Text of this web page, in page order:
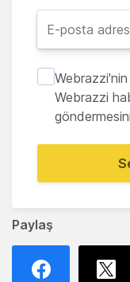
Paylaş
Webrazzi